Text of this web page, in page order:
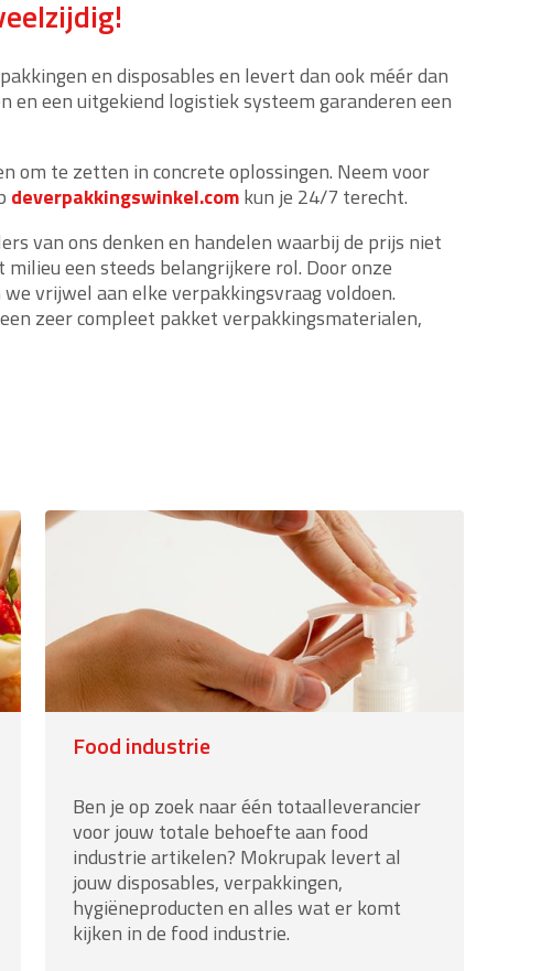
en disposables en levert dan ook méér dan
een uitgekiend logistiek systeem garanderen een
om te zetten in concrete oplossingen. Neem voor
deverpakkingswinkel.comkun je 24/7 terecht.
van ons denken en handelen waarbij de prijs niet
een steeds belangrijkere rol. Door onze
vrijwel aan elke verpakkingsvraag voldoen.
zeer compleet pakket verpakkingsmaterialen,
Food industrie
Ben je op zoek naar één totaalleverancier
voor jouw totale behoefte aan food
industrie artikelen? Mokrupak levert al
jouw disposables, verpakkingen,
hygiëneproducten en alles wat er komt
kijken in de food industrie.